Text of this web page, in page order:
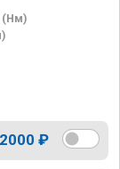
(Нм)
2000 ₽